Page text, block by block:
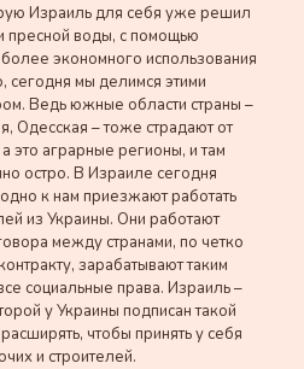
Израиль для себя уже решил
пресной воды, с помощью
экономного использования
сегодня мы делимся этими
Ведь южные области страны –
Одесская – тоже страдают от
это аграрные регионы, и там
остро. В Израиле сегодня
к нам приезжают работать
из Украины. Они работают
между странами, по четко
зарабатывают таким
социальные права. Израиль –
у Украины подписан такой
чтобы принять у себя
и строителей.